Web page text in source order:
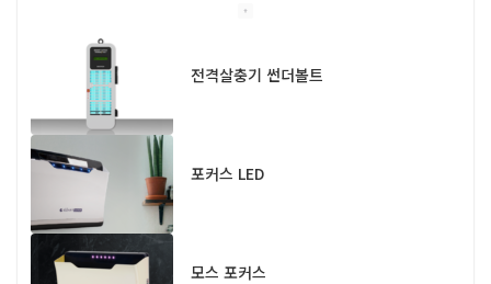
전격살충기 썬더볼트
포커스 LED
모스 포커스